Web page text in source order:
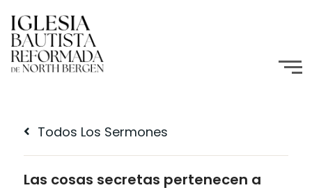
Todos Los Sermones
Las cosas secretas pertenecen a